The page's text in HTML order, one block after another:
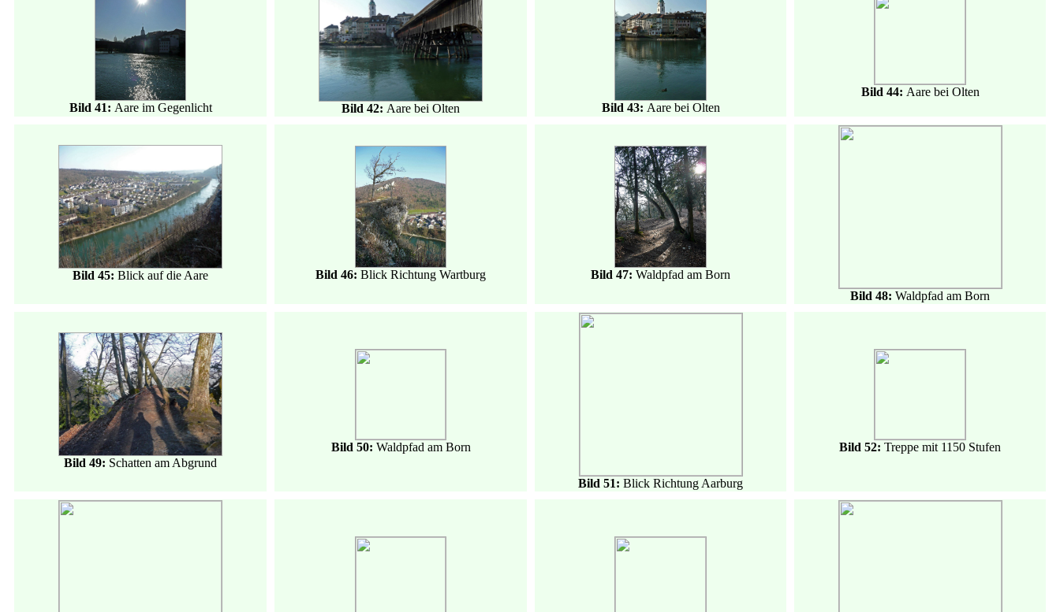
Bild 41: Aare im Gegenlicht Bild 42: Aare bei Olten Bild 43: Aare bei Olten
Bild 44: Aare bei Olten
Bild 45: Blick auf die Aare Bild 46: Blick Richtung Wartburg Bild 47: Waldpfad am Born
Bild 48: Waldpfad am Born
Bild 49: Schatten am Abgrund
Bild 50: Waldpfad am Born
Bild 51: Blick Richtung Aarburg
Bild 52: Treppe mit 1150 Stufen